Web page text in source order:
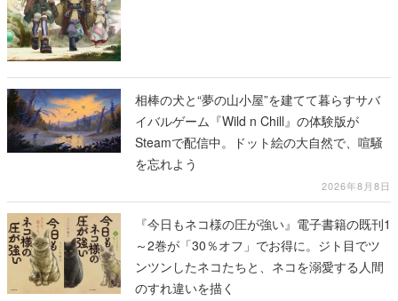
相棒の犬と“夢の山小屋”を建てて暮らすサバ
イバルゲーム『Wild n Chill』の体験版が
Steamで配信中。ドット絵の大自然で、喧騒
を忘れよう
2026年8月8日
『今日もネコ様の圧が強い』電子書籍の既刊1
～2巻が「30％オフ」でお得に。ジト目でツ
ンツンしたネコたちと、ネコを溺愛する人間
のすれ違いを描く